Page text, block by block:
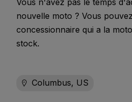
nouvelle moto ? Vous
concessionnaire qui a la
stock.
Columbus, US